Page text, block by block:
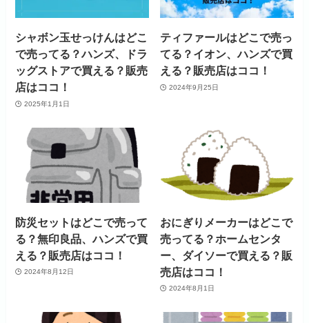
シャボン玉せっけんはどこ
で売ってる？ハンズ、ドラ
ッグストアで買える？販売
店はココ！
2025年1月1日
ティファールはどこで売っ
てる？イオン、ハンズで買
える？販売店はココ！
2024年9月25日
防災セットはどこで売って
る？無印良品、ハンズで買
える？販売店はココ！
2024年8月12日
おにぎりメーカーはどこで
売ってる？ホームセンタ
ー、ダイソーで買える？販
売店はココ！
2024年8月1日